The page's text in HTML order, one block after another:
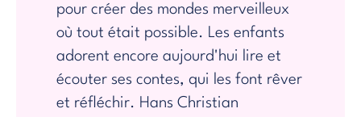
pour créer des mondes merveilleux
où tout était possible. Les enfants
adorent encore aujourd'hui lire et
écouter ses contes, qui les font rêver
et réfléchir. Hans Christian